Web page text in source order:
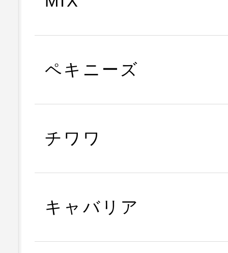
ペキニーズ
チワワ
キャバリア